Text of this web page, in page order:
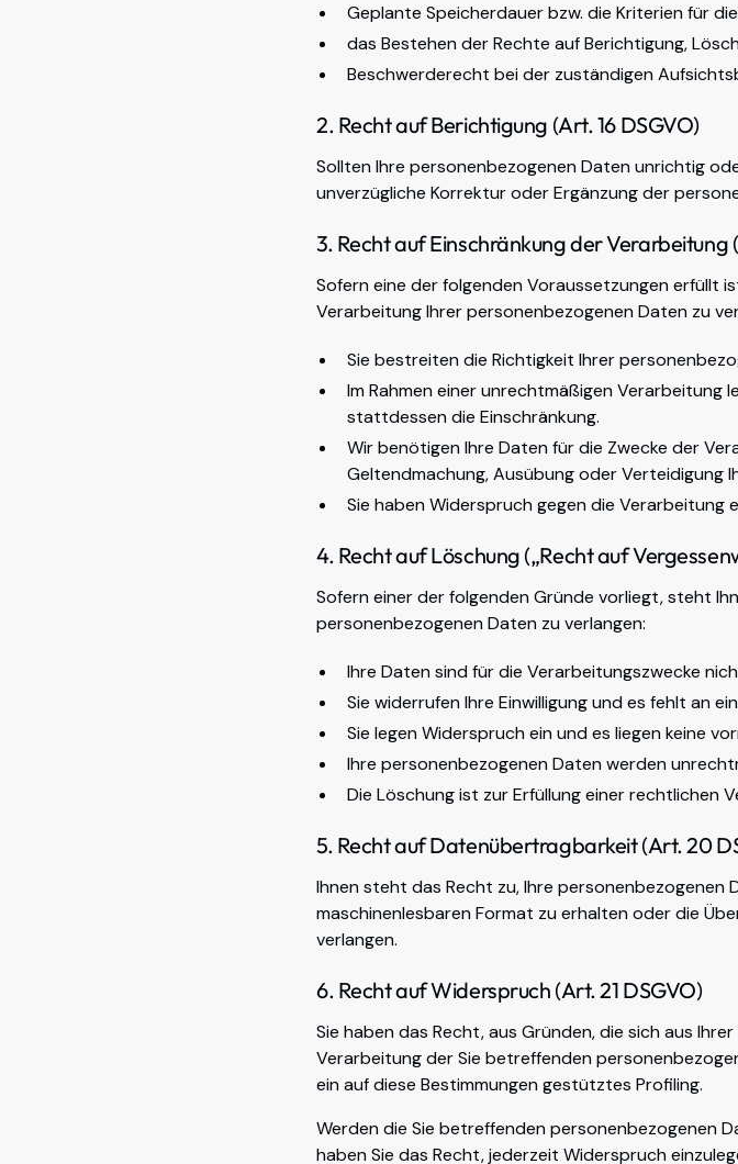
Geplante Speicherdauer bzw. die Kriterien für
das Bestehen der Rechte auf Berichtigung,
Beschwerderecht bei der zuständigen
2. Recht auf Berichtigung (Art. 16 DSGVO)
Sollten Ihre personenbezogenen Daten unrichtig
unverzügliche Korrektur oder Ergänzung der
3. Recht auf Einschränkung der Verarbeitung
Sofern eine der folgenden Voraussetzungen erfüllt
Verarbeitung Ihrer personenbezogenen Daten zu
Sie bestreiten die Richtigkeit Ihrer
Im Rahmen einer unrechtmäßigen Verarbeitung
stattdessen die Einschränkung.
Wir benötigen Ihre Daten für die Zwecke der
Geltendmachung, Ausübung oder Verteidigung
Sie haben Widerspruch gegen die Verarbeitung
4. Recht auf Löschung („Recht auf
Sofern einer der folgenden Gründe vorliegt, steht
personenbezogenen Daten zu verlangen:
Ihre Daten sind für die Verarbeitungszwecke
Sie widerrufen Ihre Einwilligung und es fehlt an
Sie legen Widerspruch ein und es liegen keine
Ihre personenbezogenen Daten werden
Die Löschung ist zur Erfüllung einer rechtlichen
5. Recht auf Datenübertragbarkeit (Art. 20
Ihnen steht das Recht zu, Ihre personenbezogenen
maschinenlesbaren Format zu erhalten oder die
verlangen.
6. Recht auf Widerspruch (Art. 21 DSGVO)
Sie haben das Recht, aus Gründen, die sich aus
Verarbeitung der Sie betreffenden
ein auf diese Bestimmungen gestütztes Profiling.
Werden die Sie betreffenden personenbezogenen
haben Sie das Recht, jederzeit Widerspruch